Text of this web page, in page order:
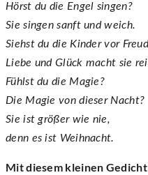
Hörst du die Engel singen?
Sie singen sanft und weich.
Siehst du die Kinder vor
Liebe und Glück macht sie
Fühlst du die Magie?
Die Magie von dieser Nacht?
Sie ist größer wie nie,
denn es ist Weihnacht.
Mit diesem kleinen